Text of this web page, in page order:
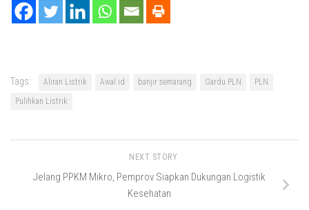
Tags: Aliran Listrik Awal.id banjir semarang Gardu PLN
PLN
Pulihkan Listrik
NEXT STORY
Jelang PPKM Mikro, Pemprov Siapkan Dukungan Logistik
Kesehatan